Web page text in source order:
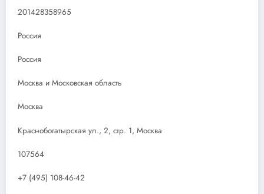
201428358965
Россия
Россия
Москва и Московская область
Москва
Краснобогатырская ул., 2, стр. 1, Москва
107564
+7 (495) 108-46-42